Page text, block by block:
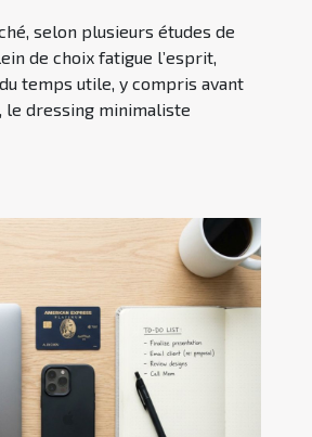
selon plusieurs études de
de choix fatigue l’esprit,
temps utile, y compris avant
le dressing minimaliste